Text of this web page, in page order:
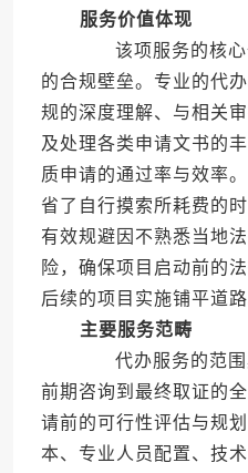
服务价值体现
该项服务的核心
的合规壁垒。专业的代
规的深度理解、与相关
及处理各类申请文书的
质申请的通过率与效率
省了自行摸索所耗费的
有效规避因不熟悉当地
险，确保项目启动前的
后续的项目实施铺平道路
主要服务范畴
代办服务的范围
前期咨询到最终取证的
请前的可行性评估与规
本、专业人员配置、技